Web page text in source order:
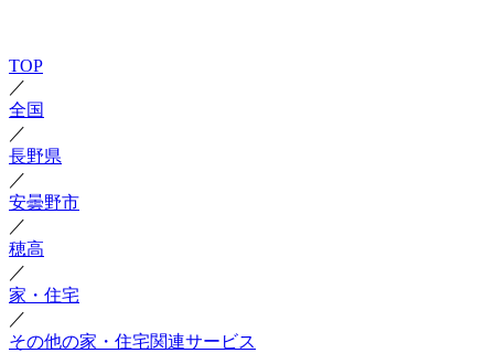
TOP
／
全国
／
長野県
／
安曇野市
／
穂高
／
家・住宅
／
その他の家・住宅関連サービス